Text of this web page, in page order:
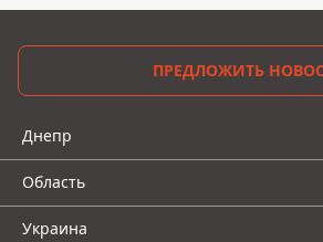
ПРЕДЛОЖИТЬ
Днепр
Область
Украина